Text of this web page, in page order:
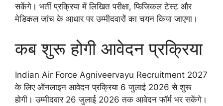
सकेंगे। भर्ती प्रक्रिया में लिखित परीक्षा, फिजिकल टेस्ट और
मेडिकल जांच के आधार पर उम्मीदवारों का चयन किया जाएगा।
कब शुरू होगी आवेदन प्रक्रिया
Indian Air Force Agniveervayu Recruitment 2027
के लिए ऑनलाइन आवेदन प्रक्रिया 6 जुलाई 2026 से शुरू
होगी। उम्मीदवार 26 जुलाई 2026 तक आवेदन फॉर्म भर सकेंगे।